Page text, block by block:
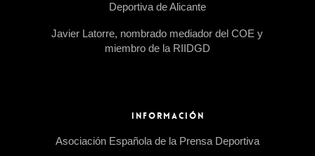
Deportiva de Alicante
Javier Latorre, nombrado mediador del COE y
miembro de la RIIDGD
INFORMACIÓN
Asociación Española de la Prensa Deportiva